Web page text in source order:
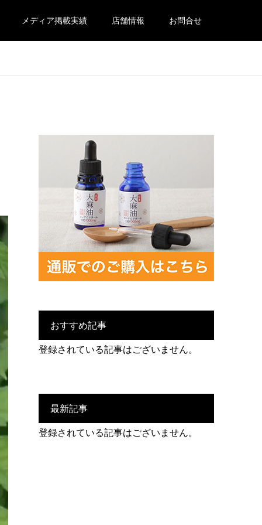
メディア掲載実績 店舗情報 お問合せ
おすすめ記事
登録されている記事はございません。
最新記事
登録されている記事はございません。